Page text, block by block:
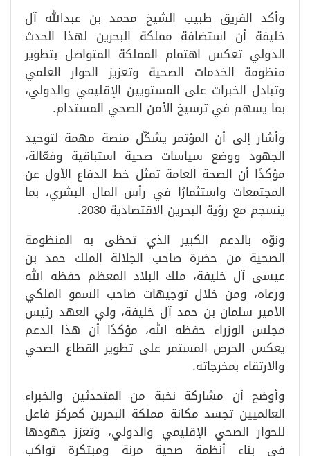
وأكد الفريق طبيب الشيخ محمد بن عبدالله آل
خليفة أن استضافة مملكة البحرين لهذا الحدث
الدولي تعكس اهتمام المملكة المتواصل بتطوير
منظومة الخدمات الصحية وتعزيز الحوار العلمي
وتبادل الخبرات على المستويين الإقليمي والدولي،
بما يسهم في ترسيخ الأمن الصحي المستدام.
وأشار إلى أن المؤتمر يشكّل منصة مهمة لتوحيد
الجهود ووضع سياسات صحية استباقية وفعّالة،
مؤكدًا أن الصحة العامة تمثل خط الدفاع الأول عن
المجتمعات واستثمارًا في رأس المال البشري، بما
ينسجم مع رؤية البحرين الاقتصادية 2030.
ونوّه بالدعم الكبير الذي تحظى به المنظومة
الصحية من حضرة صاحب الجلالة الملك حمد بن
عيسى آل خليفة، ملك البلاد المعظم حفظه الله
ورعاه، ومن خلال توجيهات صاحب السمو الملكي
الأمير سلمان بن حمد آل خليفة، ولي العهد رئيس
مجلس الوزراء حفظه الله، مؤكدًا أن هذا الدعم
يعكس الحرص المستمر على تطوير القطاع الصحي
والارتقاء بمخرجاته.
وأوضح أن مشاركة نخبة من المتحدثين والخبراء
العالميين تجسد مكانة مملكة البحرين كمركز فاعل
للحوار الصحي الإقليمي والدولي، وتعزز جهودها
في بناء أنظمة صحية مرنة ومبتكرة تواكب